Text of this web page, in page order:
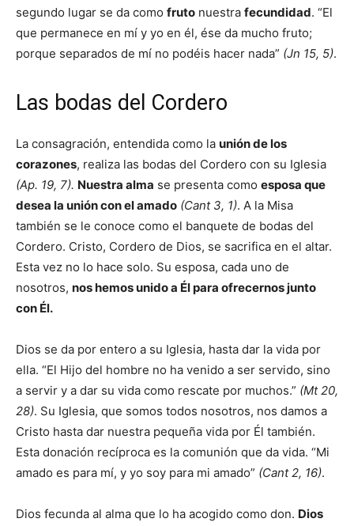
segundo lugar se da como fruto nuestra fecundidad. “El
que permanece en mí y yo en él, ése da mucho fruto;
porque separados de mí no podéis hacer nada” (Jn 15, 5).
Las bodas del Cordero
La consagración, entendida como la unión de los
corazones, realiza las bodas del Cordero con su Iglesia
(Ap. 19, 7). Nuestra alma se presenta como esposa que
desea la unión con el amado (Cant 3, 1). A la Misa
también se le conoce como el banquete de bodas del
Cordero. Cristo, Cordero de Dios, se sacrifica en el altar.
Esta vez no lo hace solo. Su esposa, cada uno de
nosotros, nos hemos unido a Él para ofrecernos junto
con Él.
Dios se da por entero a su Iglesia, hasta dar la vida por
ella. “El Hijo del hombre no ha venido a ser servido, sino
a servir y a dar su vida como rescate por muchos.” (Mt 20,
28). Su Iglesia, que somos todos nosotros, nos damos a
Cristo hasta dar nuestra pequeña vida por Él también.
Esta donación recíproca es la comunión que da vida. “Mi
amado es para mí, y yo soy para mi amado” (Cant 2, 16).
Dios fecunda al alma que lo ha acogido como don. Dios